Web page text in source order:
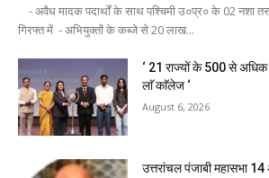
- अवैध मादक पदार्थों के साथ पश्चिमी उ०प्र० के 02 नशा
गिरफ्त में - अभियुक्तों के कब्जे से 20 लाख...
‘ 21 राज्यों के 500 से अधिक
लाॅ काॅलेज ‘
August 6, 2026
उत्तरांचल पंजाबी महासभा 14